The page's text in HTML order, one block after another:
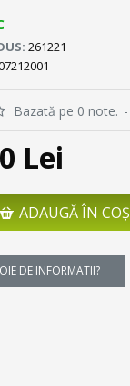
261221
Bazată pe 0 note. -
Lei
ADAUGĂ ÎN COŞ
DE INFORMATII?